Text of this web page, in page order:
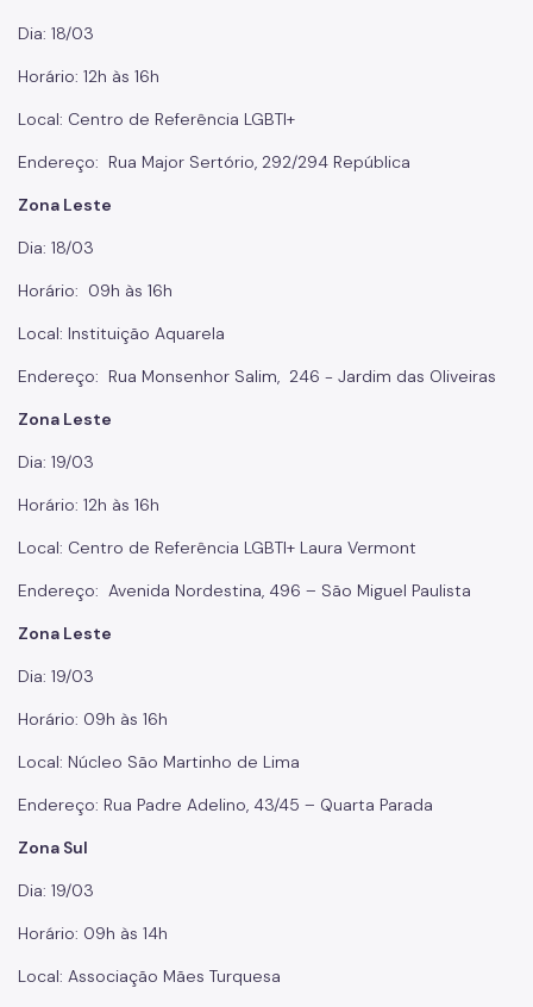
Dia: 18/03
Horário: 12h às 16h
Local: Centro de Referência LGBTI+
Endereço: Rua Major Sertório, 292/294 República
Zona Leste
Dia: 18/03
Horário: 09h às 16h
Local: Instituição Aquarela
Endereço: Rua Monsenhor Salim, 246 - Jardim das Oliveiras
Zona Leste
Dia: 19/03
Horário: 12h às 16h
Local: Centro de Referência LGBTI+ Laura Vermont
Endereço: Avenida Nordestina, 496 – São Miguel Paulista
Zona Leste
Dia: 19/03
Horário: 09h às 16h
Local: Núcleo São Martinho de Lima
Endereço: Rua Padre Adelino, 43/45 – Quarta Parada
Zona Sul
Dia: 19/03
Horário: 09h às 14h
Local: Associação Mães Turquesa